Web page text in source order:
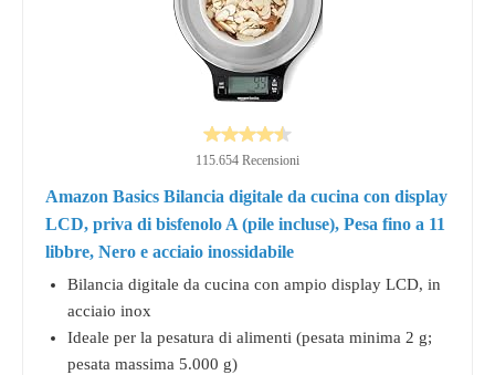
115.654 Recensioni
Amazon Basics Bilancia digitale da cucina con display
LCD, priva di bisfenolo A (pile incluse), Pesa fino a 11
libbre, Nero e acciaio inossidabile
Bilancia digitale da cucina con ampio display LCD, in
acciaio inox
Ideale per la pesatura di alimenti (pesata minima 2 g;
pesata massima 5.000 g)